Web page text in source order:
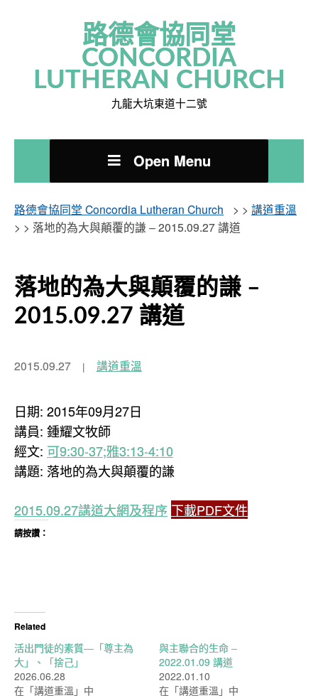
路德會協同堂
CONCORDIA
LUTHERAN CHURCH
九龍大坑東道十二號
Open Menu
路德會協同堂 Concordia Lutheran Church > > 講道重溫
> > 落地的為大與顛覆的謙 – 2015.09.27 講道
落地的為大與顛覆的謙 –
2015.09.27 講道
2015.09.27 講道重溫
日期: 2015年09月27日
講員: 鍾耀文牧師
經文: 可9:30-37;雅3:13-4:10
講題: 落地的為大與顛覆的謙
2015.09.27講道大網及程序 下載PDF文件
請按讚：
Related
活出門徒的素質—「尊主為
大」、「捨己」
2026.06.28
在「講道重溫」中
與主聯合的生命 –
2022.01.09 講道
2022.01.10
在「講道重溫」中